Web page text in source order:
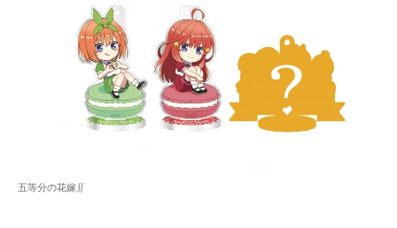
五等分の花嫁∬